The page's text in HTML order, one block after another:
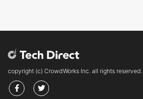
copyright (c) CrowdWorks Inc. all rights reserved.